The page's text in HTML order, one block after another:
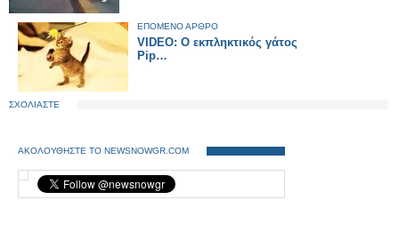
ΕΠΟΜΕΝΟ ΑΡΘΡΟ
VIDEO: Ο εκπληκτικός γάτος
Pip…
ΣΧΟΛΙΑΣΤΕ
ΑΚΟΛΟΥΘΗΣΤΕ ΤΟ NEWSNOWGR.COM